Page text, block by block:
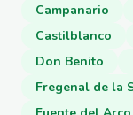
Campanario
Castilblanco
Don Benito
Fregenal de la